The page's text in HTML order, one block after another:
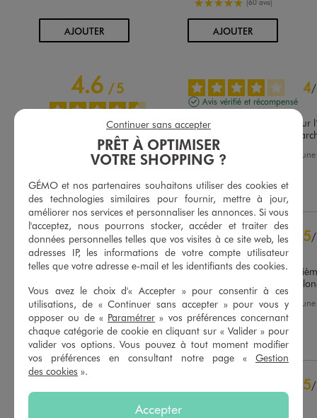
AJOUTERAU PANIER
5/5 de moyenne
(60 avis)
AJOUTERAU PANIER
4.6/5
avis soumis à un
contrôle
Voir tous les avis sur ce site
5étoiles
112
4étoiles
38
3étoiles
8
2étoiles
3
1étoile 2
Trier les avis
4/
Avis vérifié et récompensé
Bon produit ! Petit bémol sur
peut de bruit quand on
Avis du 14/06/2026
, suite à
30/05/2026
Utile(0) Signaler
5/
Avis vérifié et récompensé
Taille parfaite, c'est la
produit, il est solide et dur
Avis du 09/06/2026 , suite à
26/05/2026
Christine T.
Utile(0) Signaler
5/
Avis vérifié et récompensé
PRÊT À OPTIMISER
VOTRE SHOPPING ?
GÉMO et nos partenaires souhaitons utiliser des cookies et
des technologies similaires pour fournir, mettre à jour,
améliorer nos services et personnaliser les annonces. Si vous
l'acceptez, nous pourrons stocker, accéder et traiter des
données personnelles telles que vos visites à ce site web, les
adresses IP, les informations de votre compte utilisateur
telles que votre adresse e-mail et les identifiants des cookies.
Vous avez le choix d'« Accepter » pour consentir à ces
utilisations, de « Continuer sans accepter » pour vous y
opposer ou de « Paramétrer » vos préférences concernant
chaque catégorie de cookie en cliquant sur « Valider » pour
valider vos options. Vous pouvez à tout moment modifier
vos préférences en consultant notre page « Gestion
des cookies ».
Accepter
Continuer sans accepter